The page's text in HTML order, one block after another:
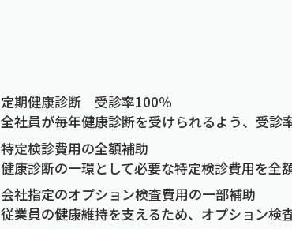
定期健康診断 受診率100％
全社員が毎年健康診断を受けられるよう、受診
特定検診費用の全額補助
健康診断の一環として必要な特定検診費用を全
会社指定のオプション検査費用の一部補助
従業員の健康維持を支えるため、オプション検